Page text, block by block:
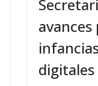
digitales